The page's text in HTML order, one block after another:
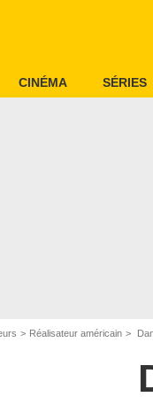
CINÉMA SÉRIES
Réalisateur américain